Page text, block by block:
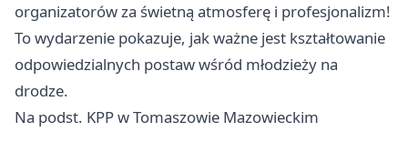
organizatorów za świetną atmosferę i profesjonalizm!
To wydarzenie pokazuje, jak ważne jest kształtowanie
odpowiedzialnych postaw wśród młodzieży na
drodze.
Na podst. KPP w Tomaszowie Mazowieckim